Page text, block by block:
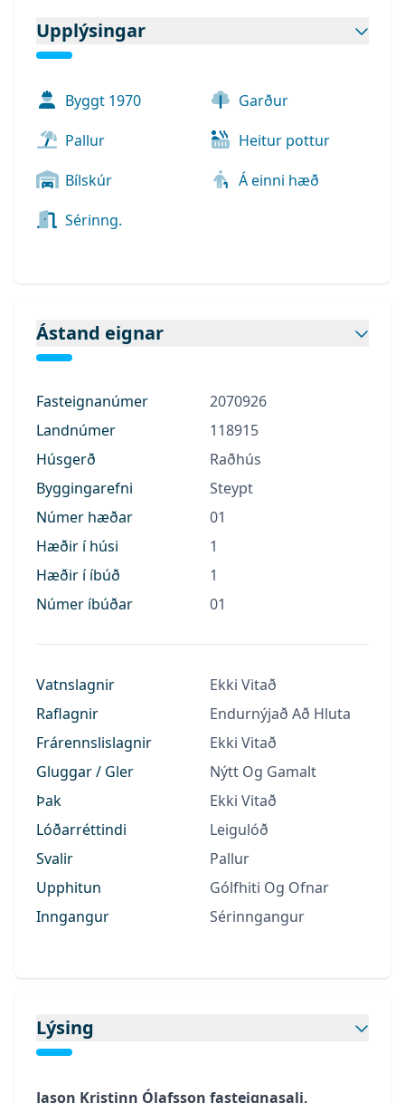
Upplýsingar
Byggt 1970
Garður
Pallur
Heitur pottur
Bílskúr
Á einni hæð
Sérinng.
Ástand eignar
Fasteignanúmer
2070926
Landnúmer
118915
Húsgerð
Raðhús
Byggingarefni
Steypt
Númer hæðar
01
Hæðir í húsi
1
Hæðir í íbúð
1
Númer íbúðar
01
Vatnslagnir
Ekki Vitað
Raflagnir
Endurnýjað Að Hluta
Frárennslislagnir
Ekki Vitað
Gluggar / Gler
Nýtt Og Gamalt
Þak
Ekki Vitað
Lóðarréttindi
Leigulóð
Svalir
Pallur
Upphitun
Gólfhiti Og Ofnar
Inngangur
Sérinngangur
Lýsing
Jason Kristinn Ólafsson fasteignasali,